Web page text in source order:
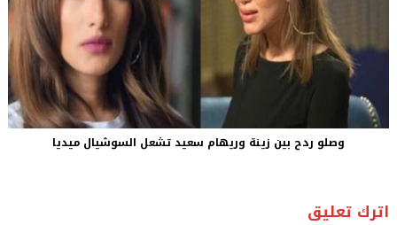
وصلو ردح بين زينة وريهام سعيد تشعل السوشيال ميديا
اترك تعليق